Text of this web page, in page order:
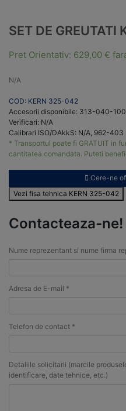
SET DE
Pret Orientativ: 629,00 €
N/A
COD: KERN 325-042
Accesorii disponibile: 313-040-100
Verificari: N/A
Calibrari ISO/DAkkS: N/A, 962-403
* Transportul poate fi GRATUIT in
cantitatea comandata. Puteti
Cere-ne
Vezi fisa tehnica KERN 325-042
Contacteaza-ne!
Nume reprezentant si nume firma
Adresa de E-mail *
Telefon de contact *
Detaliile solicitarii (marcile
identificare, date tehnice, etc.)